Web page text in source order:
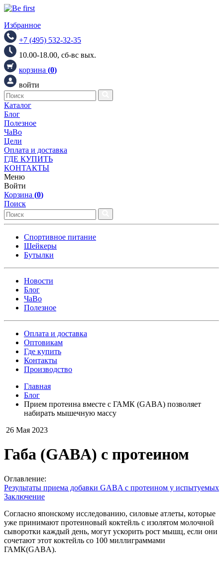
Избранное
+7 (495) 532-32-35
10.00-18.00, сб-вс вых.
корзина (0)
войти
Каталог
Блог
Полезное
ЧаВо
Цели
Оплата и доставка
ГДЕ КУПИТЬ
КОНТАКТЫ
Меню
Войти
Корзина (0)
Поиск
Спортивное питание
Шейкеры
Бутылки
Новости
Блог
ЧаВо
Полезное
Оплата и доставка
Оптовикам
Где купить
Контакты
Производство
Главная
Блог
Прием протеина вместе с ГАМК (GABA) позволяет
набирать мышечную массу
26 Мая 2023
Габа (GABA) с протеином
Оглавление:
Результаты приема добавки GABA с протеином у испытуемых
Заключение
Согласно японскому исследованию, силовые атлеты, которые
уже принимают протеиновый коктейль с изолятом молочной
сыворотки каждый день, могут ускорить рост мышц, если они
сочетают этот коктейль со 100 миллиграммами
ГАМК(GABA).